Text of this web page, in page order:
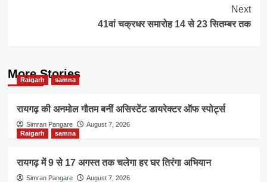
Next
41वां चक्रधर समारोह 14 से 23 सितम्बर तक
More Stories
Raigarh samna
रायगढ़ की अनमोल गौतम बनीं असिस्टेंट डायरेक्टर ऑफ स्पोर्ट्स
Simran Pangare
August 7, 2026
Raigarh
samna
रायगढ़ में 9 से 17 अगस्त तक चलेगा हर घर तिरंगा अभियान
Simran Pangare
August 7, 2026